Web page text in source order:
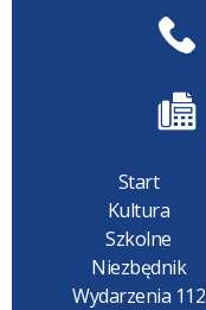
Start
Kultura
Szkolne
Niezbędnik
Wydarzenia 112